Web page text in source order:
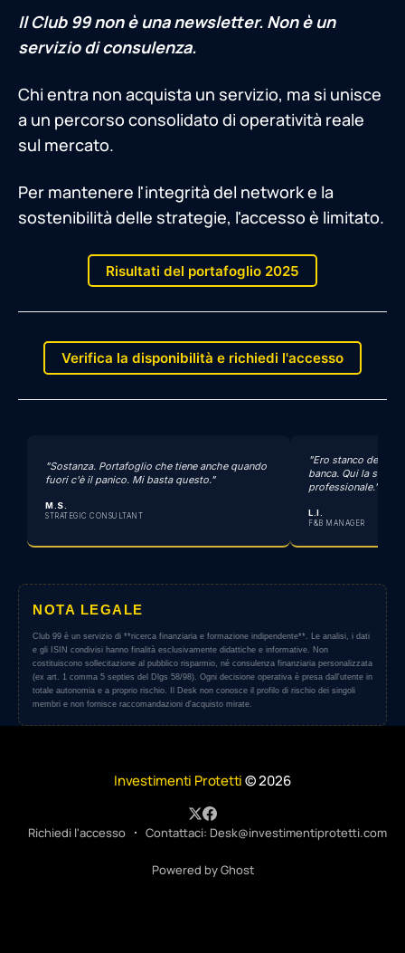
Il Club 99 non è una newsletter. Non è un
servizio di consulenza.
Chi entra non acquista un servizio, ma si unisce
a un percorso consolidato di operatività reale
sul mercato.
Per mantenere l'integrità del network e la
sostenibilità delle strategie, l'accesso è limitato.
Risultati del portafoglio 2025
Verifica la disponibilità e richiedi l'accesso
"Sostanza. Portafoglio che tiene anche quando
fuori c'è il panico. Mi basta questo."
M.S.
STRATEGIC CONSULTANT
"Ero stanco dei
banca. Qui la
professionale."
L.I.
F&B MANAGER
NOTA LEGALE
Club 99 è un servizio di **ricerca finanziaria e formazione indipendente**. Le analisi, i dati
e gli ISIN condivisi hanno finalità esclusivamente didattiche e informative. Non
costituiscono sollecitazione al pubblico risparmio, né consulenza finanziaria personalizzata
(ex art. 1 comma 5 septies del Dlgs 58/98). Ogni decisione operativa è presa dall'utente in
totale autonomia e a proprio rischio. Il Desk non conosce il profilo di rischio dei singoli
membri e non fornisce raccomandazioni d'acquisto mirate.
Investimenti Protetti© 2026
Richiedi l'accesso Contattaci: Desk@investimentiprotetti.com
Powered by Ghost